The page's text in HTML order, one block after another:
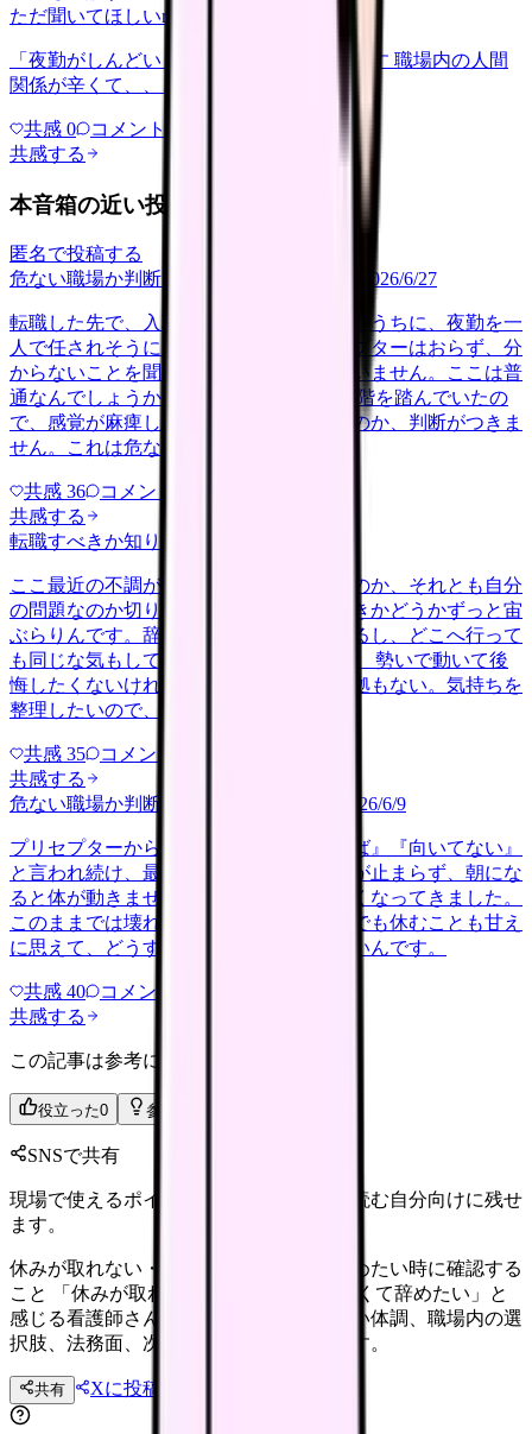
ただ聞いてほしいrelationships
「夜勤がしんどい」について相談したいです 職場内の人間
関係が辛くて、、、
共感 0 コメント
共感する
本音箱の近い投稿
匿名で投稿する
危ない職場か判断してほしい
2026/6/27
転職した先で、入職して二ヶ月も経たないうちに、夜勤を一
人で任されそうになっています。プリセプターはおらず、分
からないことを聞ける相手も日によっていません。ここは普
通なんでしょうか。 前の職場はもっと段階を踏んでいたの
で、感覚が麻痺しているのか自分が甘いのか、判断がつきま
せん。これは危ない環境なのか…
共感 36 コメント
共感する
転職すべきか知りたい
ここ最近の不調が、職場の環境のせいなのか、それとも自分
の問題なのか切り分けられず、転職すべきかどうかずっと宙
ぶらりんです。辞めれば楽になる気もするし、どこへ行って
も同じな気もして、決め手がありません。 勢いで動いて後
悔したくないけれど、このまま留まる根拠もない。気持ちを
整理したいので、判断材料の集…
共感 35 コメント
共感する
危ない職場か判断してほしい
2026/6/9
プリセプターから毎日のように『辞めれば』『向いてない』
と言われ続け、最近は職場が近づくと涙が止まらず、朝にな
ると体が動きません。食事も喉を通らなくなってきました。
このままでは壊れてしまう気がします。でも休むことも甘え
に思えて、どうすればいいのか分からないんです。
共感 40 コメント
共感する
この記事は参考になりましたか？
役立った0 参考になった
SNSで共有
現場で使えるポイントを、同僚やあとで読む自分向けに残せ
ます。
休みが取れない・希望休が通らなくて辞めたい時に確認する
こと 「休みが取れない・希望休が通らなくて辞めたい」と
感じる看護師さんへ。退職前に確認したい体調、職場内の選
択肢、法務面、次の職場条件を整理します。
共有 Xに投稿